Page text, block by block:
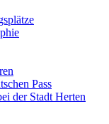
Pass
der Stadt Herten